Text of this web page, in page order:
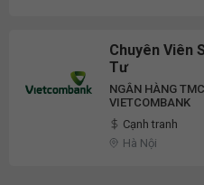
Chuyên Viên
Tư
NGÂN HÀNG
VIETCOMBANK
Cạnh tranh
Hà Nội